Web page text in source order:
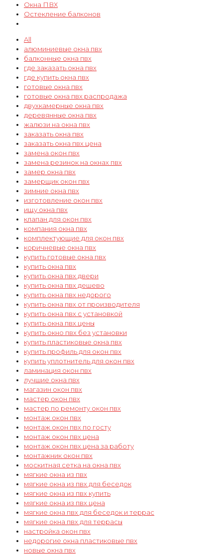
Окна ПВХ
Остекление балконов
All
алюминиевые окна пвх
балконные окна пвх
где заказать окна пвх
где купить окна пвх
готовые окна пвх
готовые окна пвх распродажа
двухкамерные окна пвх
деревянные окна пвх
жалюзи на окна пвх
заказать окна пвх
заказать окна пвх цена
замена окон пвх
замена резинок на окнах пвх
замер окна пвх
замерщик окон пвх
зимние окна пвх
изготовление окон пвх
ищу окна пвх
клапан для окон пвх
компания окна пвх
комплектующие для окон пвх
коричневые окна пвх
купить готовые окна пвх
купить окна пвх
купить окна пвх двери
купить окна пвх дешево
купить окна пвх недорого
купить окна пвх от производителя
купить окна пвх с установкой
купить окна пвх цены
купить окно пвх без установки
купить пластиковые окна пвх
купить профиль для окон пвх
купить уплотнитель для окон пвх
ламинация окон пвх
лучшие окна пвх
магазин окон пвх
мастер окон пвх
мастер по ремонту окон пвх
монтаж окон пвх
монтаж окон пвх по госту
монтаж окон пвх цена
монтаж окон пвх цена за работу
монтажник окон пвх
москитная сетка на окна пвх
мягкие окна из пвх
мягкие окна из пвх для беседок
мягкие окна из пвх купить
мягкие окна из пвх цена
мягкие окна пвх для беседок и террас
мягкие окна пвх для террасы
настройка окон пвх
недорогие окна пластиковые пвх
новые окна пвх